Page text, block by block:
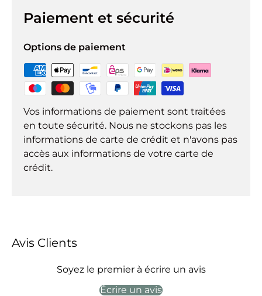
Paiement et sécurité
Options de paiement
Vos informations de paiement sont traitées
en toute sécurité. Nous ne stockons pas les
informations de carte de crédit et n'avons pas
accès aux informations de votre carte de
crédit.
Avis Clients
Soyez le premier à écrire un avis
Écrire un avis